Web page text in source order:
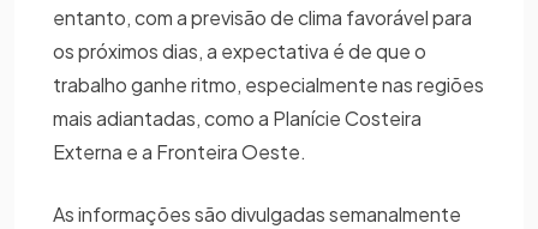
entanto, com a previsão de clima favorável para
os próximos dias, a expectativa é de que o
trabalho ganhe ritmo, especialmente nas regiões
mais adiantadas, como a Planície Costeira
Externa e a Fronteira Oeste.
As informações são divulgadas semanalmente